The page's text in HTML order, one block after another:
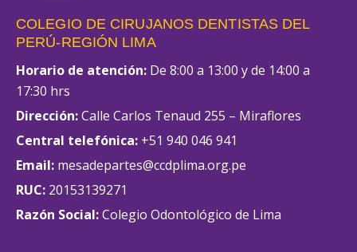
COLEGIO DE CIRUJANOS DENTISTAS DEL
PERÚ-REGIÓN LIMA
Horario de atención: De 8:00 a 13:00 y de 14:00 a
17:30 hrs
Dirección:Calle Carlos Tenaud 255 – Miraflores
Central telefónica: +51 940 046 941
Email: mesadepartes@ccdplima.org.pe
RUC: 20153139271
Razón Social:Colegio Odontológico de Lima